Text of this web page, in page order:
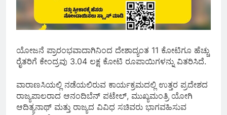
ಯೋಜನೆ ಪ್ರಾರಂಭವಾದಾಗಿನಿಂದ ದೇಶಾದ್ಯಂತ 11 ಕೋಟಿಗೂ ಹೆಚ್ಚು
ರೈತರಿಗೆ ಕೇಂದ್ರವು 3.04 ಲಕ್ಷ ಕೋಟಿ ರೂಪಾಯಿಗಳನ್ನು ವಿತರಿಸಿದೆ.
ವಾರಾಣಸಿಯಲ್ಲಿ ನಡೆಯಲಿರುವ ಕಾರ್ಯಕ್ರಮದಲ್ಲಿ ಉತ್ತರ ಪ್ರದೇಶದ
ರಾಜ್ಯಪಾಲರಾದ ಆನಂದಿಬೆನ್ ಪಟೇಲ್, ಮುಖ್ಯಮಂತ್ರಿ ಯೋಗಿ
ಆದಿತ್ಯನಾಥ್ ಮತ್ತು ರಾಜ್ಯದ ವಿವಿಧ ಸಚಿವರು ಭಾಗವಹಿಸುವ